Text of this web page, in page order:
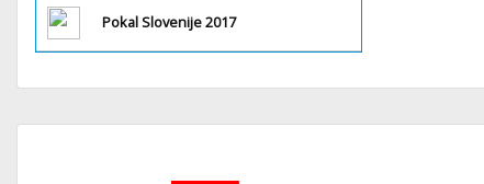
Pokal Slovenije 2017